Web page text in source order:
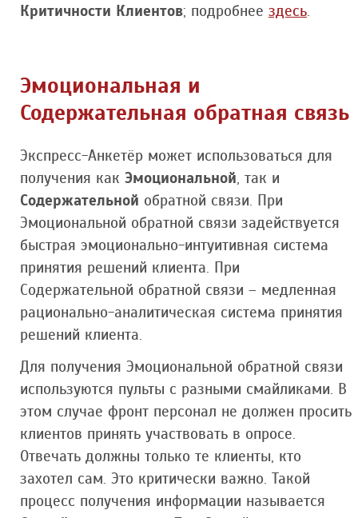
Критичности Клиентов; подробнее здесь.
Эмоциональная и
Содержательная обратная связь
Экспресс-Анкетёр может использоваться для
получения как Эмоциональной, так и
Содержательной обратной связи. При
Эмоциональной обратной связи задействуется
быстрая эмоционально-интуитивная система
принятия решений клиента. При
Содержательной обратной связи – медленная
рационально-аналитическая система принятия
решений клиента.
Для получения Эмоциональной обратной связи
используются пульты с разными смайликами. В
этом случае фронт персонал не должен просить
клиентов принять участвовать в опросе.
Отвечать должны только те клиенты, кто
захотел сам. Это критически важно. Такой
процесс получения информации называется